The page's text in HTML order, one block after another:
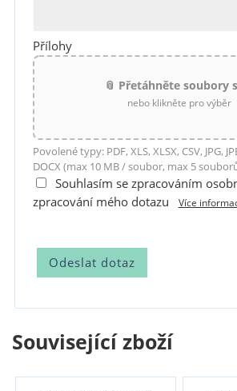
Přílohy
📎 Přetáhněte soubory
nebo klikněte pro výběr
Povolené typy: PDF, XLS, XLSX, CSV, JPG,
DOCX (max 10 MB / soubor, max 5
Souhlasím se zpracováním
zpracování mého dotazu
Více
Související zboží